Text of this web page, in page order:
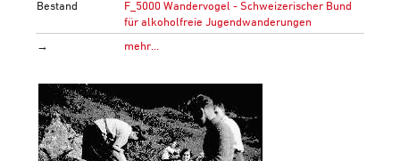
Bestand
F_5000 Wandervogel - Schweizerischer Bund
für alkoholfreie Jugendwanderungen
→
mehr…